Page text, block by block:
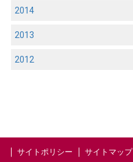
2014
2013
2012
サイトポリシー サイトマップ